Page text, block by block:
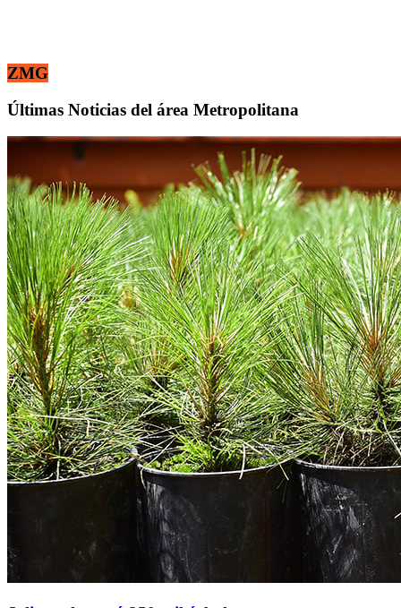
ZMG
Últimas Noticias del área Metropolitana